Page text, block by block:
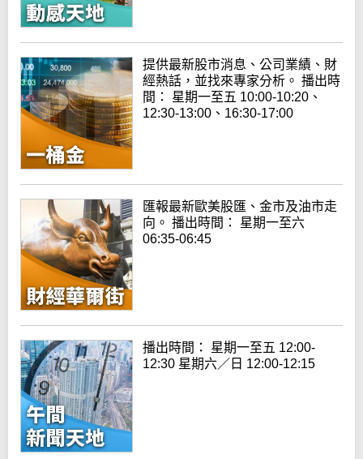
提供最新股市消息、公司業績、財
經熱話，並找來專家分析。 播出時
間： 星期一至五 10:00-10:20、
12:30-13:00、16:30-17:00
匯報最新歐美股匯、金市及油市走
向。 播出時間： 星期一至六
06:35-06:45
播出時間： 星期一至五 12:00-
12:30 星期六／日 12:00-12:15